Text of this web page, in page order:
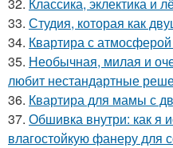
33. Студия, которая как
34. Квартира с
35. Необычная, милая и
любит нестандартные
36. Квартира для мамы с
37. Обшивка внутри: как я
влагостойкую фанеру для